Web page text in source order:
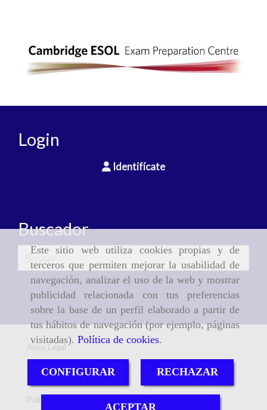
Este sitio web utiliza cookies propias y de
terceros que permiten mejorar la usabilidad de
navegación, analizar el uso de la web y mostrar
publicidad relacionada con tus preferencias
sobre la base de un perfil elaborado a partir de
tus hábitos de navegación (por ejemplo, páginas
visitadas). Política de cookies.
CONFIGURAR RECHAZAR
ACEPTAR
Login
Identifícate
Buscador
Aviso Legal
Política de cookies
Política de Privacidad